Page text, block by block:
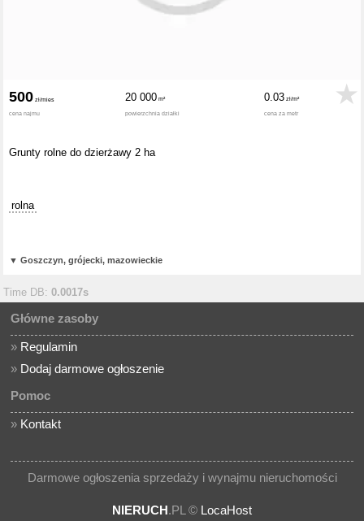
500
cena najmu
20 000
powierzchnia działki
0.03
cena za metr
Grunty rolne do dzierżawy 2 ha
rolna
▼Goszczyn, grójecki, mazowieckie
Time DB:0.0017s
Główne zasoby
» Regulamin
» Dodaj darmowe ogłoszenie
Pomoc
» Kontakt
Darmowe ogłoszenia sprzedaży i wynajmu nieruchomości
NIERUCH.PL © LocaHost